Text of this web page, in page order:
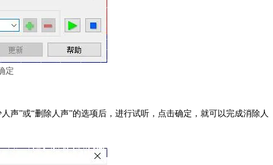
定
声”或“删除人声”的选项后，进行试听，点击确定，就可以完成消除人